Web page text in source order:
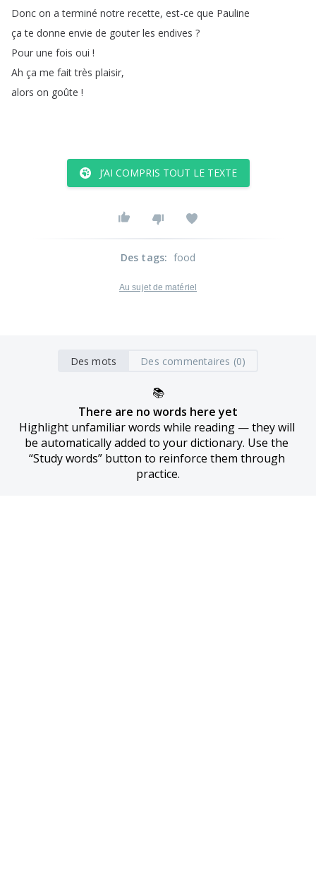
Donc on a terminé notre recette, est-ce que Pauline
ça te donne envie de gouter les endives ?
Pour une fois oui !
Ah ça me fait très plaisir,
alors on goûte !
J’AI COMPRIS TOUT LE TEXTE
Des tags: food
Au sujet de matériel
Des mots Des commentaires (0)
📚
There are no words here yet
Highlight unfamiliar words while reading — they will
be automatically added to your dictionary. Use the
“Study words” button to reinforce them through
practice.